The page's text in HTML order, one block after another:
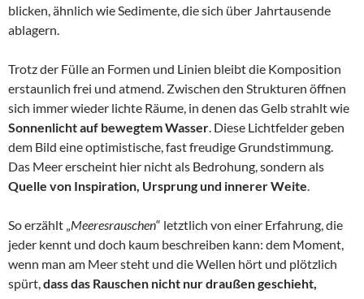
blicken, ähnlich wie Sedimente, die sich über Jahrtausende
ablagern.
Trotz der Fülle an Formen und Linien bleibt die Komposition
erstaunlich frei und atmend. Zwischen den Strukturen öffnen
sich immer wieder lichte Räume, in denen das Gelb strahlt wie
Sonnenlicht auf bewegtem Wasser. Diese Lichtfelder geben
dem Bild eine optimistische, fast freudige Grundstimmung.
Das Meer erscheint hier nicht als Bedrohung, sondern als
Quelle von Inspiration, Ursprung und innerer Weite.
So erzählt „Meeresrauschen“ letztlich von einer Erfahrung, die
jeder kennt und doch kaum beschreiben kann: dem Moment,
wenn man am Meer steht und die Wellen hört und plötzlich
spürt,dass das Rauschen nicht nur draußen geschieht,